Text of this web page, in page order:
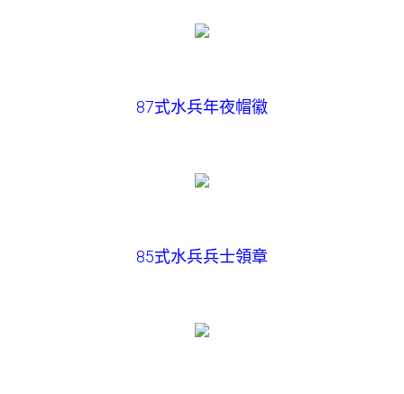
87式水兵年夜帽徽
85式水兵兵士領章